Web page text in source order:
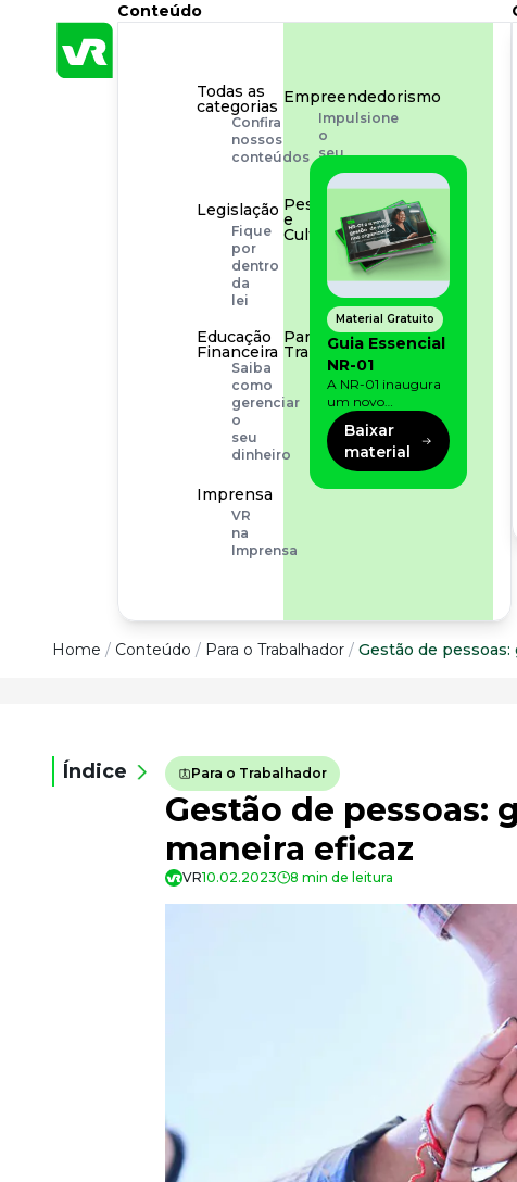
Conteúdo
Todas as
categorias
Confira
nossos
conteúdos
Empreendedorismo
Impulsione
o
seu
negócio
Legislação
Fique
por
dentro
da
lei
Pessoas
e
Cultura
Aprimore
cultura
organizacional
Educação
Financeira
Saiba
como
gerenciar
o
seu
dinheiro
Para o
Trabalhador
Tudo
para
facilitar
rotina
Imprensa
VR
na
Imprensa
Material Gratuito
Guia Essencial
NR-01
A NR-01 inaugura
um novo
momento na
prevenção de riscos:
agora, além dos
fatores físicos e
operacionais, as
Baixar
material
Conteúdo
Todas as categorias
Confira nossos conteúdos
Empreendedorismo
Legislação
Fique por dentro da lei
Home / Conteúdo / Para o Trabalhador / Gestão de
Índice Para o Trabalhador
Gestão de
maneira eficaz
VR10.02.2023 8 min de leitura